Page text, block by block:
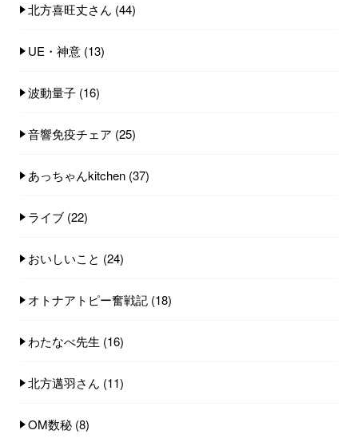
北方喜旺丈さん (44)
UE・神意 (13)
波動量子 (16)
音響免疫チェア (25)
あっちゃんkitchen (37)
ライブ (22)
おいしいこと (24)
オトナアトピー奮戦記 (18)
わたなべ先生 (16)
北方邁羽さん (11)
OM数秘 (8)